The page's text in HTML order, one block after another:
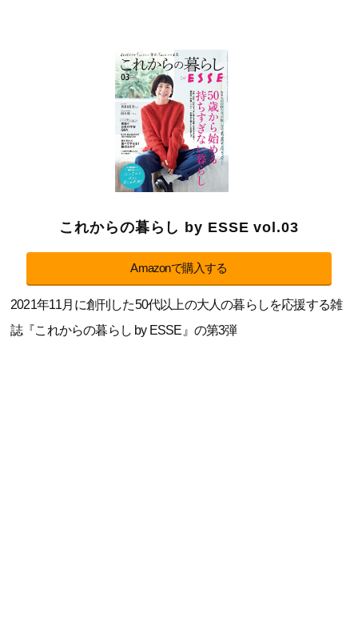
これからの暮らし by ESSE vol.03
Amazonで購入する
2021年11月に創刊した50代以上の大人の暮らしを応援する雑
誌『これからの暮らし by ESSE』の第3弾